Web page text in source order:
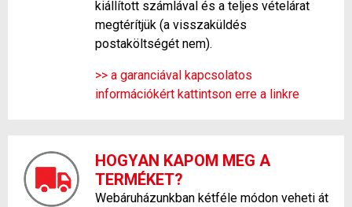
kiállított számlával és a teljes vételárat
megtérítjük (a visszaküldés
postaköltségét nem).
>> a garanciával kapcsolatos
információkért kattintson erre a linkre
HOGYAN KAPOM MEG A
TERMÉKET?
Webáruházunkban kétféle módon veheti át